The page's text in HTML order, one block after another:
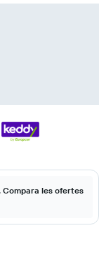
Compara les ofertes